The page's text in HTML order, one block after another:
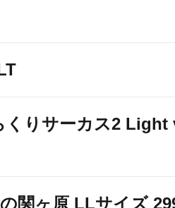
くりサーカス2 Light
関ヶ原 LLサイズ